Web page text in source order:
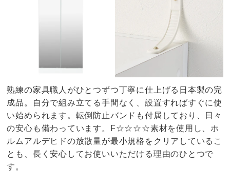
熟練の家具職人がひとつずつ丁寧に仕上げる日本製の完
成品。自分で組み立てる手間なく、設置すればすぐに使
い始められます。転倒防止バンドも付属しており、日々
の安心も備わっています。F☆☆☆☆素材を使用し、ホ
ルムアルデヒドの放散量が最小規格をクリアしているこ
とも、長く安心してお使いいただける理由のひとつで
す。